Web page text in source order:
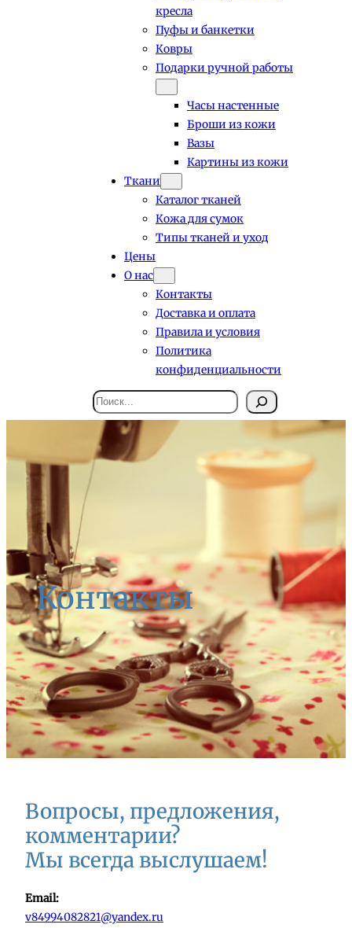
кресла
Пуфы и банкетки
Ковры
Подарки ручной работы
Часы настенные
Броши из кожи
Вазы
Картины из кожи
Ткани
Каталог тканей
Кожа для сумок
Типы тканей и уход
Цены
О нас
Контакты
Доставка и оплата
Правила и условия
Политика
конфиденциальности
Поиск
Контакты
Вопросы, предложения,
комментарии?
Мы всегда выслушаем!
Email:
v84994082821@yandex.ru